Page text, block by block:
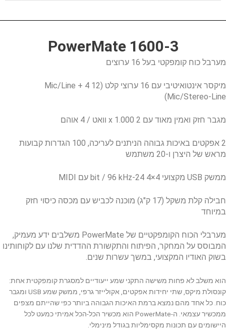
PowerMate 1600-3
מערבל כוח קומפקטי בעל 16 ערוצים
מיקסר אינטואיטיבי עם 16 ערוצי קלט (12 Mic/Line + 4
Mic/Stereo-Line)
מגבר חזק ואמין מאוד עם 2 x 1.000 וואט / 4 אוהם
2 אפקטים באיכות גבוהה הניתנים לעריכה, 100 הגדרות קבועות
מראש של היצרן ו-20 משתמש
ממשק USB מקצועי 4×4 24-bit / 96 kHz עם MIDI
חבילה קלת משקל (17 ק"ג) מוכנה לכביש עם מכסה כיסוי חזק
במיוחד
מערבלי הכוח הקומפקטיים של PowerMate משלבים ידע מעמיק,
המבוסס על המחקר, הפיתוח והתקשורת ההדדית שלנו עם לקוחותינו
בשוק האודיו המקצועי, במשך עשרות שנים.
הוא משלב לא פחות משישה התקני שמע ייעודיים למסגרת קומפקטית אחת:
קונסולת מיקס, שתי יחידות אפקטים, אקולייזר גרפי, ממשק שמע USB ומגבר
כוח. כל אחד מהם נמצא ברמת האיכות הגבוהה ביותר כפי שהייתם מצפים
ממכשיר עצמאי. ה-PowerMate הוא מכשיר הכל-הכל אמיתי כמעט לכל
היישומים עם תכונות מקסימליות בגודל מינימלי.